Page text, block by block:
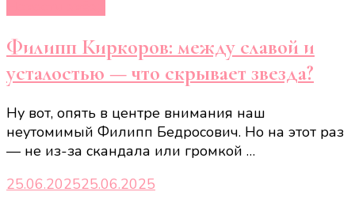
Филипп Киркоров: между славой и
усталостью — что скрывает звезда?
Ну вот, опять в центре внимания наш
неутомимый Филипп Бедросович. Но на этот раз
— не из-за скандала или громкой …
25.06.202525.06.2025